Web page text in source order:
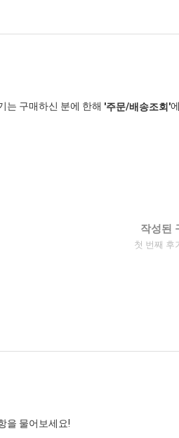
는 구매하신 분에 한해 '주문/배송조회'
작성된
첫 번째 후
을 물어보세요!